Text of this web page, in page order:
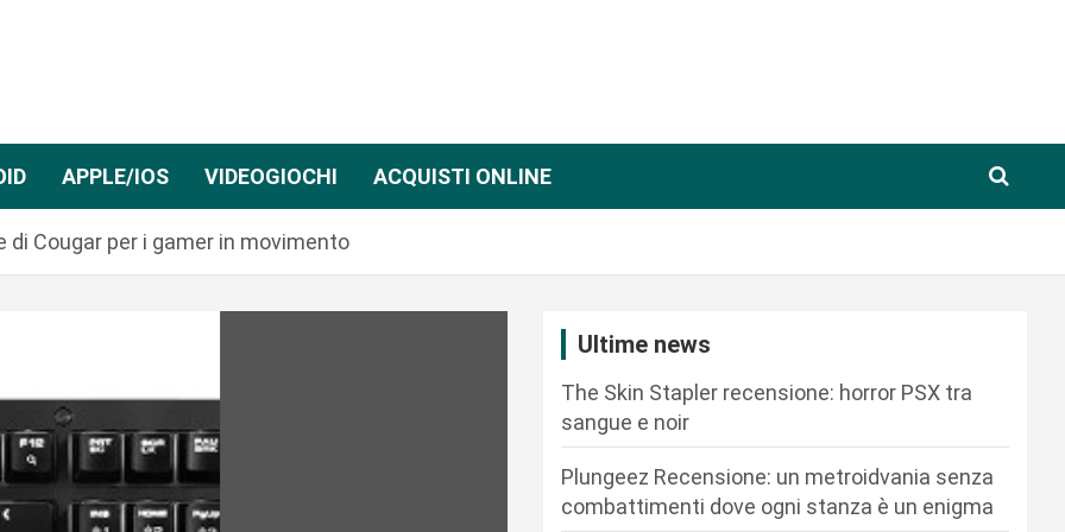
APPLE/IOS VIDEOGIOCHI ACQUISTI ONLINE
di Cougar per i gamer in movimento
Ultime news
The Skin Stapler recensione: horror PSX tra
sangue e noir
Plungeez Recensione: un metroidvania senza
combattimenti dove ogni stanza è un enigma